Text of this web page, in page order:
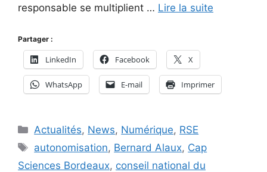
responsable se multiplient … Lire la suite
Partager :
LinkedIn Facebook X
WhatsApp E-mail Imprimer
Catégories
Actualités, News, Numérique, RSE
Étiquettes
autonomisation, Bernard Alaux, Cap
Sciences Bordeaux, conseil national du